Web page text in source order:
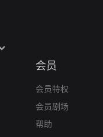
会员
会员特权
会员剧场
帮助